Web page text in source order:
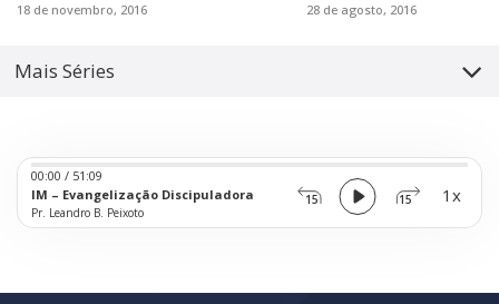
18 de novembro, 2016 28 de agosto, 2016
Mais Séries
IM – Evangelização Discipuladora
Pr. Leandro B. Peixoto
Audio
Player
15 15
00:00 / 51:09
1x